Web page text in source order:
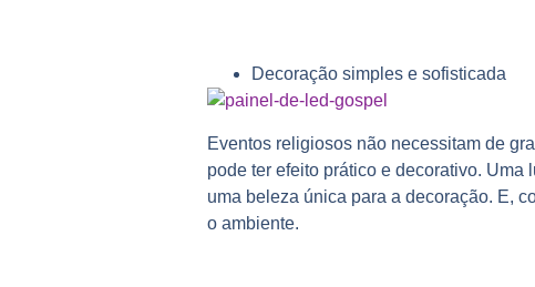
Decoração simples e sofisticada
Eventos religiosos não necessitam de
pode ter efeito prático e decorativo.
uma beleza única para a decoração. E,
o ambiente.